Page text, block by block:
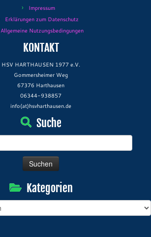
Impressum
Erklärungen zum Datenschutz
Allgemeine Nutzungsbedingungen
KONTAKT
HSV HARTHAUSEN 1977 e.V.
Gommersheimer Weg
67376 Harthausen
06344-938857
info(at)hsvharthausen.de
Suche
Kategorien